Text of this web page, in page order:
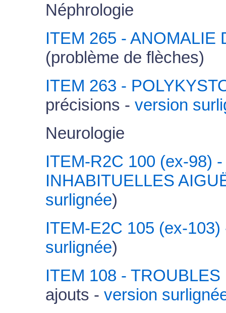
Néphrologie
ITEM 265 - ANOMALIE
(problème de flèches)
ITEM 263 -
précisions - version
Neurologie
ITEM-R2C 100 (ex-98)
INHABITUELLES
surlignée)
ITEM-E2C 105 (ex-
surlignée)
ITEM 108 -
ajouts - version